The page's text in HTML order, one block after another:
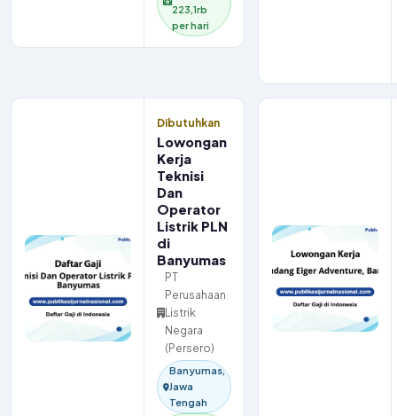
223,1rb
per hari
Dibutuhkan
Lowongan
Kerja
Teknisi
Dan
Operator
Listrik PLN
di
Banyumas
PT
Perusahaan
Listrik
Negara
(Persero)
Banyumas,
Jawa
Tengah